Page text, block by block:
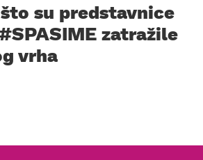
su predstavnice
zatražile
vrha